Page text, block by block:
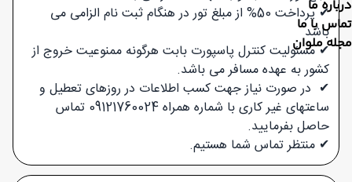
درباره ما
تماس با ما
مجله ملوان
✔ پرداخت 50% از مبلغ تور در هنگام ثبت نام الزامی می
باشد
✔ مسئولیت کنترل پاسپورت بابت هرگونه ممنوعیت خروج از
کشور به عهده مسافر می باشد.
✔ در صورت نیاز جهت کسب اطلاعات در روزهای تعطیل و
ساعتهای غیر کاری با شماره همراه 09121760024 تماس
حاصل بفرمایید.
✔ منتظر تماس شما هستیم.